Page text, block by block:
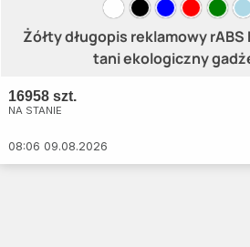
Żółty długopis reklamowy rABS
tani ekologiczny
16958 szt.
NA STANIE
08:06 09.08.2026